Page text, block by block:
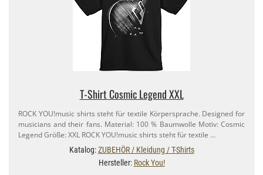
T-​Shirt Cosmic Legend XXL
ROCK YOU!music shirts steht für textile Körpersprache. Designed for
musicians and their fans. Material: 100 % Baumwolle Motiv: Cosmic
Legend Größe: XXL ROCK YOU!music shirts steht für textile …
Katalog:ZUBEHÖR / Kleidung / T-Shirts
Hersteller: Rock You!